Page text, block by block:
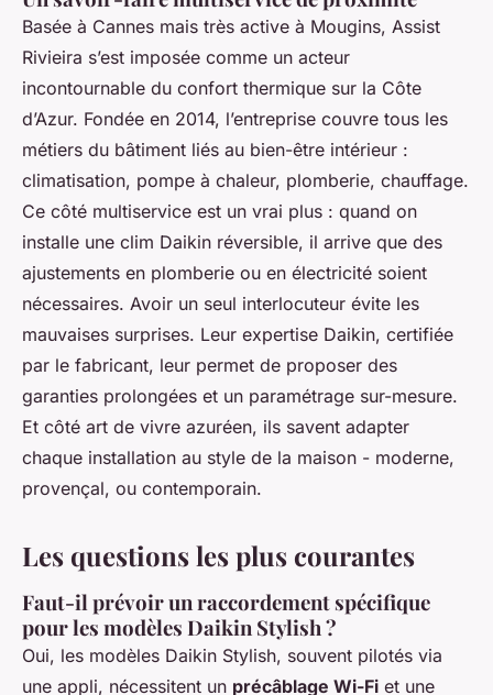
Basée à Cannes mais très active à Mougins, Assist
Rivieira s’est imposée comme un acteur
incontournable du confort thermique sur la Côte
d’Azur. Fondée en 2014, l’entreprise couvre tous les
métiers du bâtiment liés au bien-être intérieur :
climatisation, pompe à chaleur, plomberie, chauffage.
Ce côté multiservice est un vrai plus : quand on
installe une clim Daikin réversible, il arrive que des
ajustements en plomberie ou en électricité soient
nécessaires. Avoir un seul interlocuteur évite les
mauvaises surprises. Leur expertise Daikin, certifiée
par le fabricant, leur permet de proposer des
garanties prolongées et un paramétrage sur-mesure.
Et côté art de vivre azuréen, ils savent adapter
chaque installation au style de la maison - moderne,
provençal, ou contemporain.
Les questions les plus courantes
Faut-il prévoir un raccordement spécifique
pour les modèles Daikin Stylish ?
Oui, les modèles Daikin Stylish, souvent pilotés via
une appli, nécessitent un précâblage Wi-Fi et une